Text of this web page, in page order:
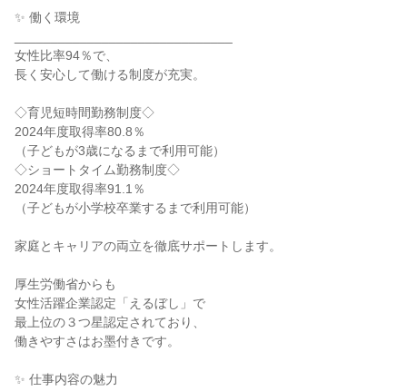
✨ 働く環境
女性比率94％で、
長く安心して働ける制度が充実。
◇育児短時間勤務制度◇
2024年度取得率80.8％
（子どもが3歳になるまで利用可能）
◇ショートタイム勤務制度◇
2024年度取得率91.1％
（子どもが小学校卒業するまで利用可能）
家庭とキャリアの両立を徹底サポートします。
厚生労働省からも
女性活躍企業認定「えるぼし」で
最上位の３つ星認定されており、
働きやすさはお墨付きです。
✨ 仕事内容の魅力